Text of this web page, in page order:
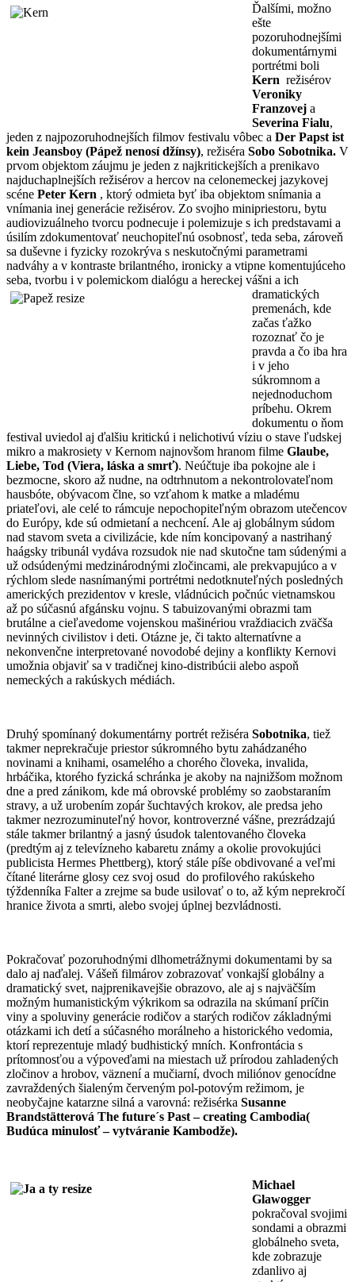
Ďalšími, možno
ešte
pozoruhodnejšími
dokumentárnymi
portrétmi boli
Kern režisérov
Veroniky
Franzovej a
Severina Fialu,
jeden z najpozoruhodnejších filmov festivalu vôbec a Der Papst ist
kein Jeansboy (Pápež nenosí džínsy), režiséra Sobo Sobotnika. V
prvom objektom záujmu je jeden z najkritickejších a prenikavo
najduchaplnejších režisérov a hercov na celonemeckej jazykovej
scéne Peter Kern , ktorý odmieta byť iba objektom snímania a
vnímania inej generácie režisérov. Zo svojho minipriestoru, bytu
audiovizuálneho tvorcu podnecuje i polemizuje s ich predstavami a
úsilím zdokumentovať neuchopiteľnú osobnosť, teda seba, zároveň
sa duševne i fyzicky rozokrýva s neskutočnými parametrami
nadváhy a v kontraste brilantného, ironicky a vtipne komentujúceho
seba, tvorbu i v polemickom dialógu a hereckej vášni a ich
dramatických
premenách, kde
začas ťažko
rozoznať čo je
pravda a čo iba hra
i v jeho
súkromnom a
nejednoduchom
príbehu. Okrem
dokumentu o ňom
festival uviedol aj ďalšiu kritickú i nelichotivú víziu o stave ľudskej
mikro a makrosiety v Kernom najnovšom hranom filme Glaube,
Liebe, Tod (Viera, láska a smrť). Neúčtuje iba pokojne ale i
bezmocne, skoro až nudne, na odtrhnutom a nekontrolovateľnom
hausbóte, obývacom člne, so vzťahom k matke a mladému
priateľovi, ale celé to rámcuje nepochopiteľným obrazom utečencov
do Európy, kde sú odmietaní a nechcení. Ale aj globálnym súdom
nad stavom sveta a civilizácie, kde ním koncipovaný a nastrihaný
haágsky tribunál vydáva rozsudok nie nad skutočne tam súdenými a
už odsúdenými medzinárodnými zločincami, ale prekvapujúco a v
rýchlom slede nasnímanými portrétmi nedotknuteľných posledných
amerických prezidentov v kresle, vládnúcich počnúc vietnamskou
až po súčasnú afgánsku vojnu. S tabuizovanými obrazmi tam
brutálne a cieľavedome vojenskou mašinériou vraždiacich zväčša
nevinných civilistov i deti. Otázne je, či takto alternatívne a
nekonvenčne interpretované novodobé dejiny a konflikty Kernovi
umožnia objaviť sa v tradičnej kino-distribúcii alebo aspoň
nemeckých a rakúskych médiách.
Druhý spomínaný dokumentárny portrét režiséra Sobotnika, tiež
takmer neprekračuje priestor súkromného bytu zahádzaného
novinami a knihami, osamelého a chorého človeka, invalida,
hrbáčika, ktorého fyzická schránka je akoby na najnižšom možnom
dne a pred zánikom, kde má obrovské problémy so zaobstaraním
stravy, a už urobením zopár šuchtavých krokov, ale predsa jeho
takmer nezrozuminuteľný hovor, kontroverzné vášne, prezrádzajú
stále takmer brilantný a jasný úsudok talentovaného človeka
(predtým aj z televízneho kabaretu známy a okolie provokujúci
publicista Hermes Phettberg), ktorý stále píše obdivované a veľmi
čítané literárne glosy cez svoj osud do profilového rakúskeho
týždenníka Falter a zrejme sa bude usilovať o to, až kým neprekročí
hranice života a smrti, alebo svojej úplnej bezvládnosti.
Pokračovať pozoruhodnými dlhometrážnymi dokumentami by sa
dalo aj naďalej. Vášeň filmárov zobrazovať vonkajší globálny a
dramatický svet, najprenikavejšie obrazovo, ale aj s najväčším
možným humanistickým výkrikom sa odrazila na skúmaní príčin
viny a spoluviny generácie rodičov a starých rodičov základnými
otázkami ich detí a súčasného morálneho a historického vedomia,
ktorí reprezentuje mladý budhistický mních. Konfrontácia s
prítomnosťou a výpoveďami na miestach už prírodou zahladených
zločinov a hrobov, väznení a mučiarní, dvoch miliónov genocídne
zavraždených šialeným červeným pol-potovým režimom, je
neobyčajne katarzne silná a varovná: režisérka Susanne
Brandstätterová The future´s Past – creating Cambodia(
Budúca minulosť – vytváranie Kambodže).
Michael
Glawogger
pokračoval svojimi
sondami a obrazmi
globálneho sveta,
kde zobrazuje
zdanlivo aj